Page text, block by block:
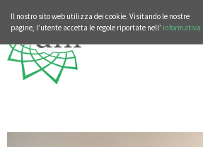
Il nostro sito web utilizza dei cookie. Visitando le nostre
pagine, l’utente accetta le regole riportate nell’ informativa.